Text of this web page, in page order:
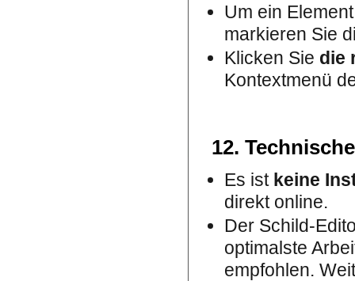
Um ein
markieren Sie
Klicken Sie die
Kontextmenü
12.
Es ist keine
direkt online.
Der Schild-
optimalste
empfohlen.